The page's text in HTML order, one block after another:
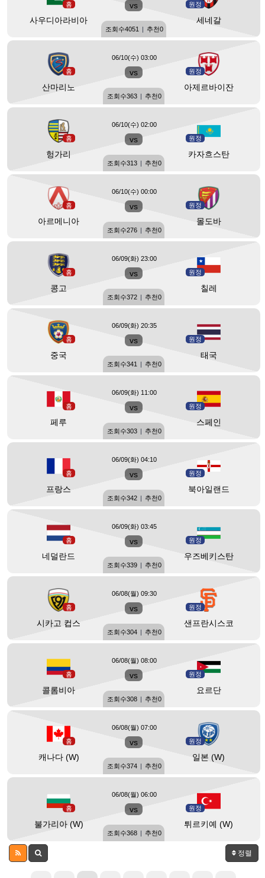
홈
사우디아라비아
vs 원정
세네갈
조회수4051 | 추천0
홈
산마리노
vs 원정
아제르바이잔
06/10(수) 03:00
조회수363 | 추천0
홈
헝가리
vs 원정
카자흐스탄
06/10(수) 02:00
조회수313 | 추천0
홈
아르메니아
vs 원정
몰도바
06/10(수) 00:00
조회수276 | 추천0
홈
콩고
vs 원정
칠레
06/09(화) 23:00
조회수372 | 추천0
홈
중국
vs 원정
태국
06/09(화) 20:35
조회수341 | 추천0
홈
페루
vs 원정
스페인
06/09(화) 11:00
조회수303 | 추천0
홈
프랑스
vs 원정
북아일랜드
06/09(화) 04:10
조회수342 | 추천0
홈
네덜란드
vs 원정
우즈베키스탄
06/09(화) 03:45
조회수339 | 추천0
홈
시카고 컵스
vs 원정
샌프란시스코
06/08(월) 09:30
조회수304 | 추천0
홈
콜롬비아
vs 원정
요르단
06/08(월) 08:00
조회수308 | 추천0
홈
캐나다 (W)
vs 원정
일본 (W)
06/08(월) 07:00
조회수374 | 추천0
홈
불가리아 (W)
vs 원정
튀르키예 (W)
06/08(월) 06:00
조회수368 | 추천0
정렬